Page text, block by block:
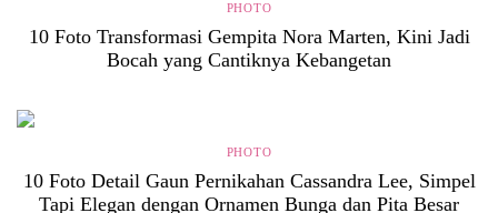
PHOTO
10 Foto Transformasi Gempita Nora Marten, Kini Jadi
Bocah yang Cantiknya Kebangetan
PHOTO
10 Foto Detail Gaun Pernikahan Cassandra Lee, Simpel
Tapi Elegan dengan Ornamen Bunga dan Pita Besar